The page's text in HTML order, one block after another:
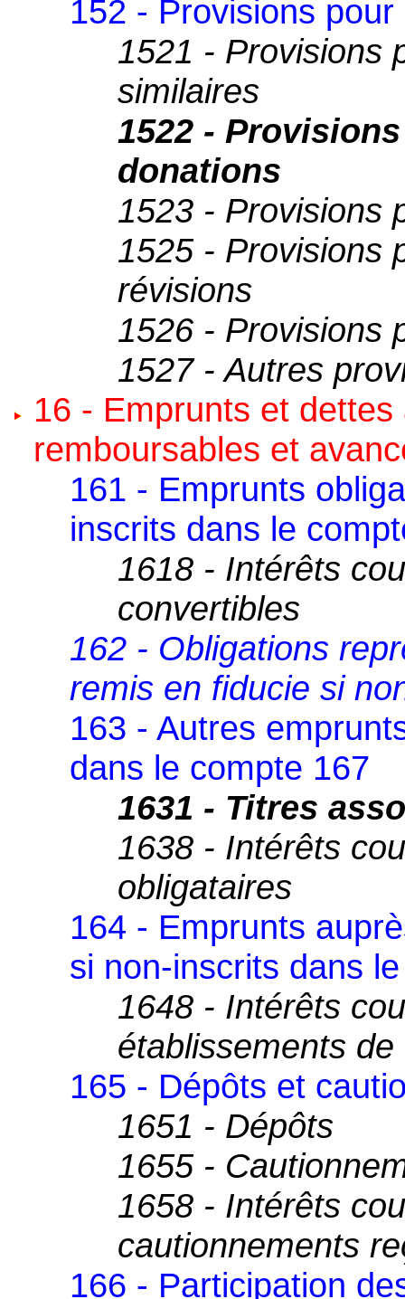
152 - Provisions
1521 - Provisions
similaires
1522 -
donations
1523 - Provisions
1525 - Provisions
révisions
1526 - Provisions
1527 - Autres
16 - Emprunts et
remboursables et
161 - Emprunts
inscrits dans le
1618 - Intérêts
convertibles
162 - Obligations
remis en fiducie si
163 - Autres
dans le compte 167
1631 - Titres
1638 - Intérêts
obligataires
164 - Emprunts
si non-inscrits dans
1648 - Intérêts
établissements de
165 - Dépôts et
1651 - Dépôts
1655 -
1658 - Intérêts
cautionnements
166 - Participation